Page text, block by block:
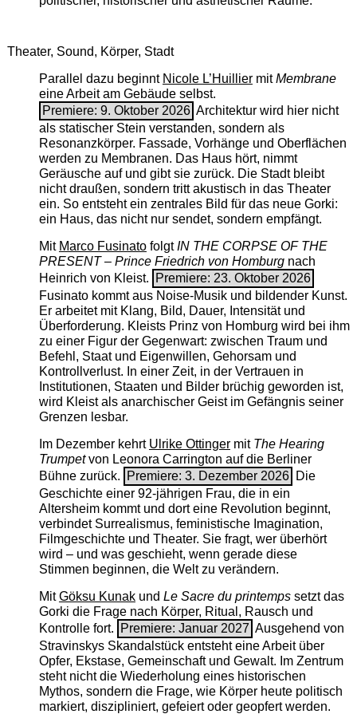
Theater, Sound, Körper, Stadt
Parallel dazu beginnt Nicole L’Huilliermit ­Membrane
eine Arbeit am Gebäude selbst.
Premiere: 9. Oktober 2026 Architektur wird hier nicht
als statischer Stein verstanden, sondern als
Resonanzkörper. Fassade, Vorhänge und Oberflächen
werden zu Membranen. Das Haus hört, nimmt
Geräusche auf und gibt sie zurück. Die Stadt bleibt
nicht draußen, sondern tritt akustisch in das Theater
ein. So entsteht ein zentrales Bild für das neue Gorki:
ein Haus, das nicht nur sendet, sondern empfängt.
Mit Marco FusinatofolgtIN THE CORPSE OF THE
PRESENT – Prince Friedrich von Homburgnach
Heinrich von Kleist.
Premiere: 23. Oktober 2026
Fusinato kommt aus Noise-Musik und bildender Kunst.
Er arbeitet mit Klang, Bild, Dauer, Intensität und
Überforderung. Kleists Prinz von Homburg wird bei ihm
zu einer Figur der Gegenwart: zwischen Traum und
Befehl, Staat und Eigenwillen, Gehorsam und
Kontrollverlust. In einer Zeit, in der Vertrauen in
Institutionen, Staaten und Bilder brüchig geworden ist,
wird Kleist als anarchischer Geist im Gefängnis seiner
Grenzen lesbar.
Im Dezember kehrt Ulrike Ottingermit The ­Hearing
Trumpetvon Leonora Carrington auf die Berliner
Bühne zurück.
Premiere: 3. Dezember 2026 Die
Geschichte einer 92-jährigen Frau, die in ein
Altersheim kommt und dort eine Revolution beginnt,
verbindet Surrealismus, feministische Imagination,
Filmgeschichte und Theater. Sie fragt, wer überhört
wird – und was geschieht, wenn gerade diese
Stimmen beginnen, die Welt zu verändern.
MitGöksu Kunakund Le Sacre du printempssetzt das
Gorki die Frage nach Körper, Ritual, Rausch und
Kontrolle fort.
Premiere: Januar 2027 Ausgehend von
Stravinskys Skandalstück entsteht eine Arbeit über
Opfer, Ekstase, Gemeinschaft und Gewalt. Im Zentrum
steht nicht die Wiederholung eines historischen
Mythos, sondern die Frage, wie Körper heute politisch
markiert, diszipliniert, gefeiert oder geopfert werden.